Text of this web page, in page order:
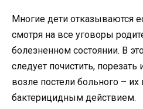
Многие дети отказываются
смотря на все уговоры
болезненном состоянии. В
следует почистить, порезать
возле постели больного –
бактерицидным действием.